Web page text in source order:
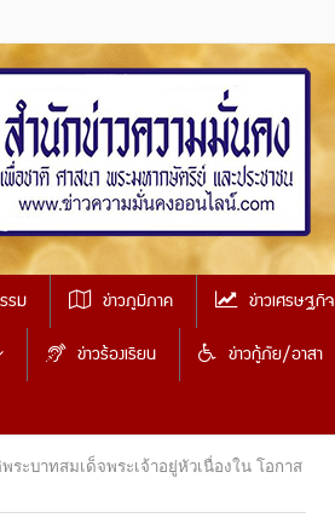
รม ข่าวภูมิภาค ข่าวเศรษฐกิจ
ข่าวร้องเรียน ข่าวกู้ภัย/อาสา
ะบาทสมเด็จพระเจ้าอยู่หัวเนื่องใน โอกาส